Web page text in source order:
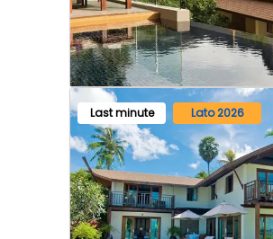
Last minute Lato 2026